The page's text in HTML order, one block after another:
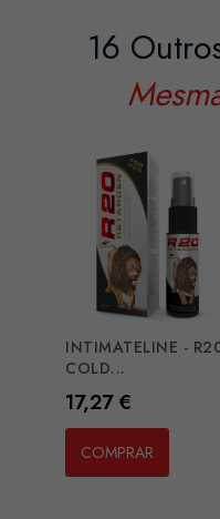
16
INTIMATELINE -
COLD...
Preço
17,27 €
COMPRAR